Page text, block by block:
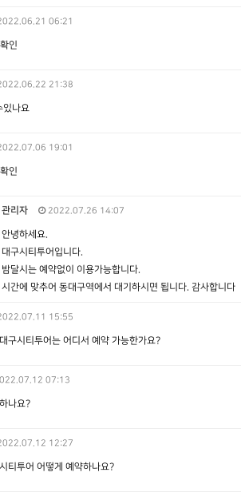
06:21
인
21:38
있나요
19:01
인
관리자 2022.07.26 14:07
안녕하세요.
대구시티투어입니다.
밤달시는 예약없이 이용가능합니다.
시간에 맞추어 동대구역에서 대기하시면 됩니다. 감사합니다
15:55
구시티투어는 어디서 예약 가능한가요?
07:13
나요?
12:27
티투어 어떻게 예약하나요?